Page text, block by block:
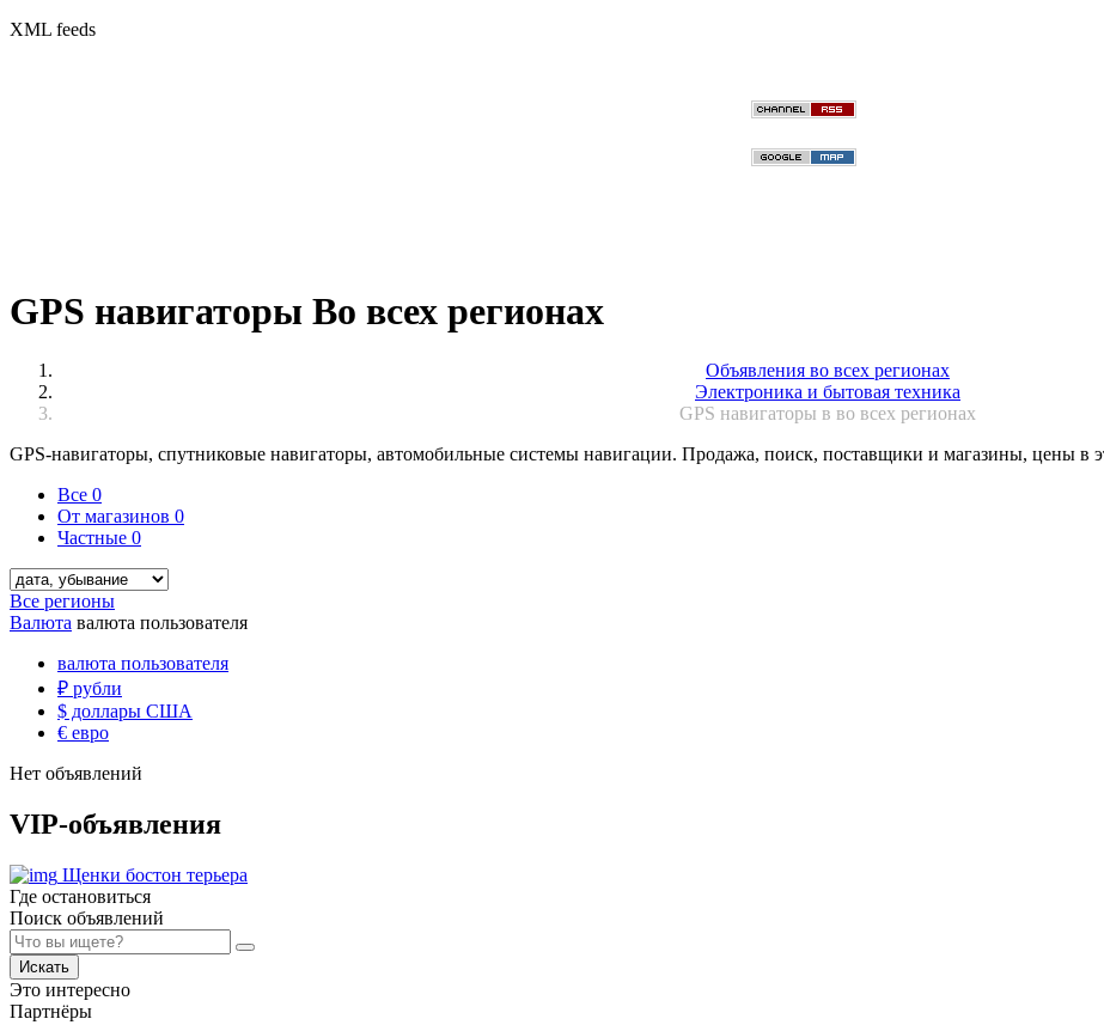
XML feeds
GPS навигаторы Во всех регионах
Объявления во всех регионах
Электроника и бытовая техника
GPS навигаторы в во всех регионах
GPS-навигаторы, спутниковые навигаторы, автомобильные системы навигации. Продажа, поиск, поставщики и магазины, цены в
Все 0
От магазинов 0
Частные 0
Все регионы
Валюта валюта пользователя
валюта пользователя
₽ рубли
$ доллары США
€ евро
Нет объявлений
VIP-объявления
Щенки бостон терьера
Где остановиться
Поиск объявлений
Искать
Это интересно
Партнёры